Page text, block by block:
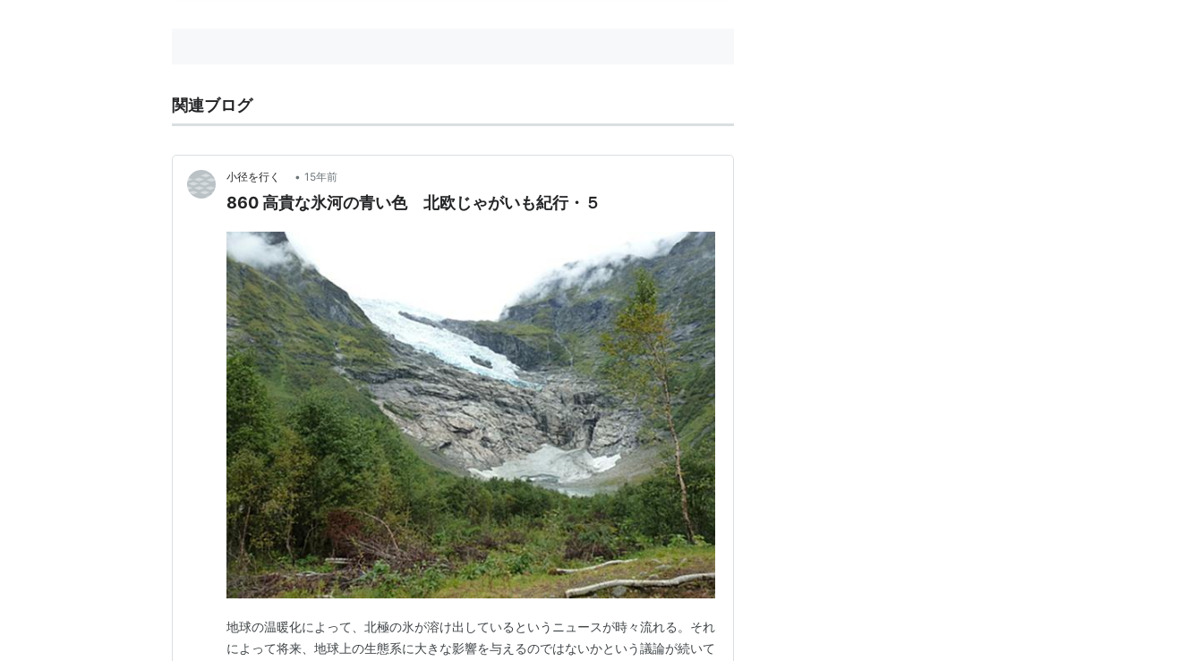
関連ブログ
小径を行く • 15年前
860 高貴な氷河の青い色 北欧じゃがいも紀行・５
地球の温暖化によって、北極の氷が溶け出しているというニュースが時々流れる。それ
によって将来、地球上の生態系に大きな影響を与えるのではないかという議論が続いて